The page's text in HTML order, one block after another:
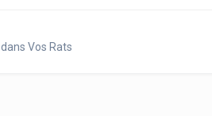
dans Vos Rats